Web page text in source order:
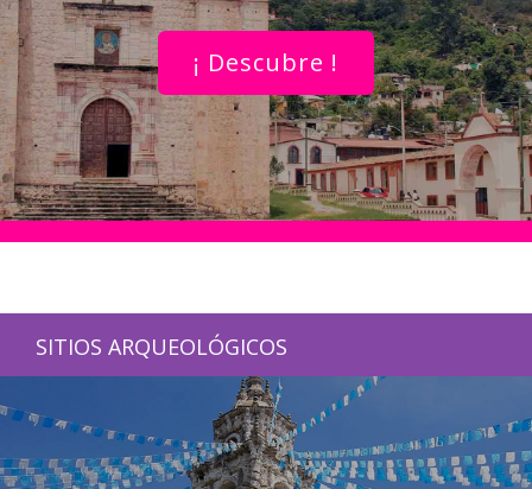
¡ Descubre !
SITIOS ARQUEOLÓGICOS